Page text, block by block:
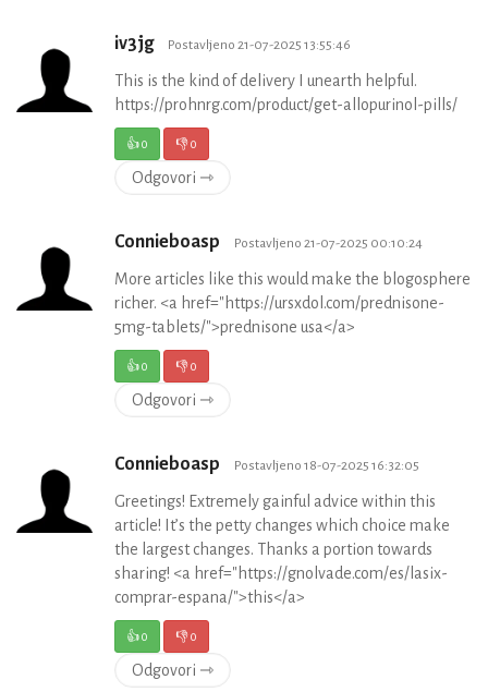
iv3jg Postavljeno 21-07-2025 13:55:46
This is the kind of delivery I unearth helpful.
https://prohnrg.com/product/get-allopurinol-pills/
👍0 👎0
Odgovori ⇾
Connieboasp Postavljeno 21-07-2025 00:10:24
More articles like this would make the blogosphere
richer. <a href="https://ursxdol.com/prednisone-
5mg-tablets/">prednisone usa</a>
👍0 👎0
Odgovori ⇾
Connieboasp Postavljeno 18-07-2025 16:32:05
Greetings! Extremely gainful advice within this
article! It’s the petty changes which choice make
the largest changes. Thanks a portion towards
sharing! <a href="https://gnolvade.com/es/lasix-
comprar-espana/">this</a>
👍0 👎0
Odgovori ⇾